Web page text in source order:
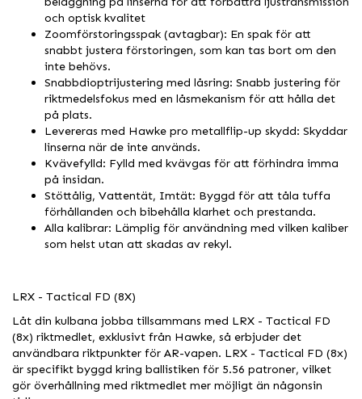
och optisk kvalitet
Zoomförstoringsspak (avtagbar): En spak för att
snabbt justera förstoringen, som kan tas bort om den
inte behövs.
Snabbdioptrijustering med låsring: Snabb justering för
riktmedelsfokus med en låsmekanism för att hålla det
på plats.
Levereras med Hawke pro metallflip-up skydd: Skyddar
linserna när de inte används.
Kvävefylld: Fylld med kvävgas för att förhindra imma
på insidan.
Stöttålig, Vattentät, Imtät: Byggd för att tåla tuffa
förhållanden och bibehålla klarhet och prestanda.
Alla kalibrar: Lämplig för användning med vilken kaliber
som helst utan att skadas av rekyl.
LRX - Tactical FD (8X)
Låt din kulbana jobba tillsammans med LRX - Tactical FD
(8x) riktmedlet, exklusivt från Hawke, så erbjuder det
användbara riktpunkter för AR-vapen. LRX - Tactical FD (8x)
är specifikt byggd kring ballistiken för 5.56 patroner, vilket
gör överhållning med riktmedlet mer möjligt än någonsin